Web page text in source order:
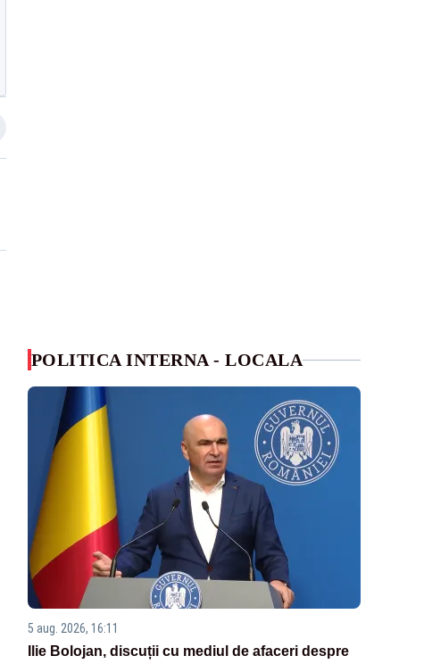
POLITICA INTERNA - LOCALA
5 aug. 2026, 16:11
Ilie Bolojan, discuții cu mediul de afaceri despre